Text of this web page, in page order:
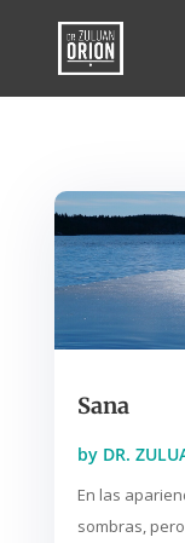
Sana
by DR.
En las
sombras,